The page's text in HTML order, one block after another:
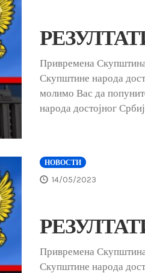
Привремена
Скупштине народа
молимо Вас да
народа достојног
НОВОСТИ
14/05/2023
Привремена
Скупштине народа